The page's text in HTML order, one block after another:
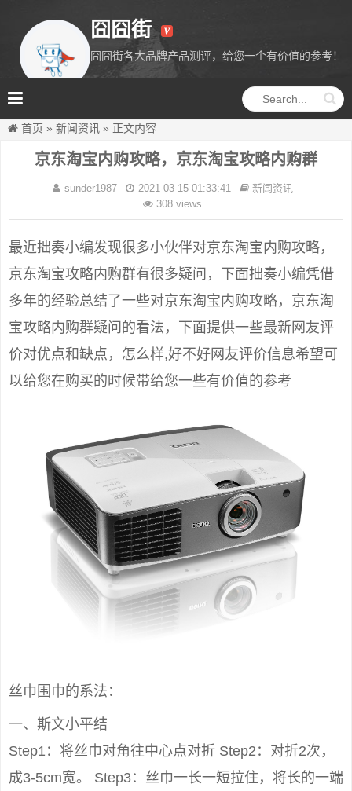
囧囧街
囧囧街各大品牌产品测评，给您一个有价值的参考！
首页 » 新闻资讯 » 正文内容
京东淘宝内购攻略，京东淘宝攻略内购群
sunder1987 2021-03-15 01:33:41
新闻资讯
308 views
最近拙奏小编发现很多小伙伴对京东淘宝内购攻略，
京东淘宝攻略内购群有很多疑问，下面拙奏小编凭借
多年的经验总结了一些对京东淘宝内购攻略，京东淘
宝攻略内购群疑问的看法，下面提供一些最新网友评
价对优点和缺点，怎么样,好不好网友评价信息希望可
以给您在购买的时候带给您一些有价值的参考
丝巾围巾的系法：
一、斯文小平结
Step1：将丝巾对角往中心点对折 Step2：对折2次，
成3-5cm宽。 Step3：丝巾一长一短拉住，将长的一端